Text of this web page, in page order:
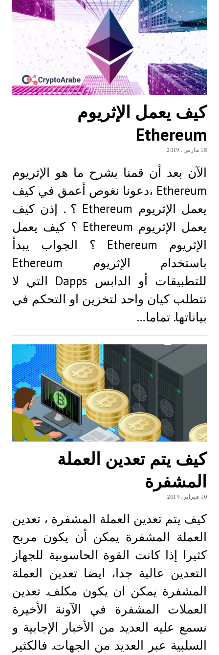
كيف يعمل الإثريوم
Ethereum
18 مارس، 2019
الآن بعد أن قمنا بشرح ما هو الإثريوم
Ethereum ،دعونا نغوص أعمق في كيف
يعمل الإثريوم Ethereum ؟ . إذن كيف
يعمل الإثريوم Ethereum ؟ كيف يعمل
الإثريوم Ethereum ؟ الجواب يبدأ
باستخدام الإثريوم Ethereum
للتطبيقات أو الدابس Dapps التي لا
تتطلب كيان واحد لتخزين او التحكم في
بياناتها. تماما…
كيف يتم تعدين العملة
المشفرة
10 فبراير، 2019
كيف يتم تعدين العملة المشفرة ، تعدين
العملة المشفرة يمكن أن يكون مربح
كثيرا إذا كانت القوة الحاسوبية للجهاز
التعدين عالية جدا، ايضا تعدين العملة
المشفرة يمكن ان يكون مكلف. تعدين
العملات المشفرة في الآونة الأخيرة
نسمع عليه العديد من الأخبار الإجابية و
السلبية عبر العديد من الجهات. فالكثير